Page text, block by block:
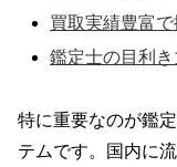
買取実績豊富
鑑定士の目利
特に重要なのが鑑
テムです。国内に